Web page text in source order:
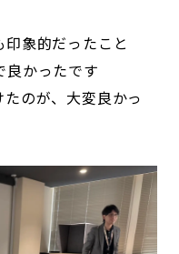
象的だったこと
良かったです
のが、大変良かっ